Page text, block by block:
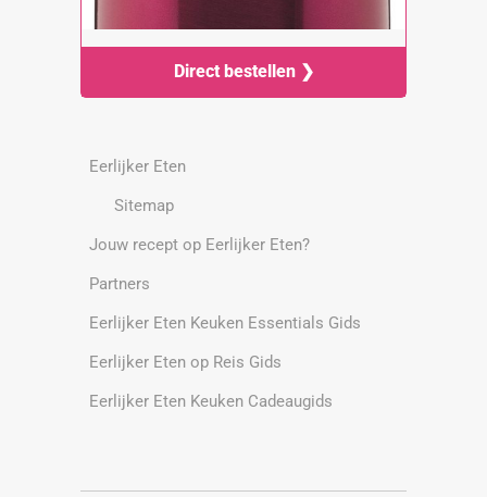
Direct bestellen ❯
Eerlijker Eten
Sitemap
Jouw recept op Eerlijker Eten?
Partners
Eerlijker Eten Keuken Essentials Gids
Eerlijker Eten op Reis Gids
Eerlijker Eten Keuken Cadeaugids